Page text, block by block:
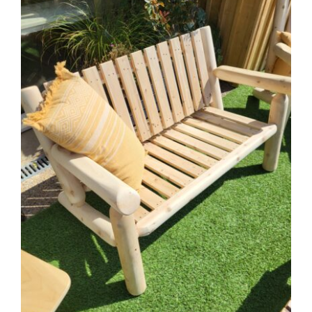
à
383.00 €
AJOUTER AU PANIER
/
DÉTAILS